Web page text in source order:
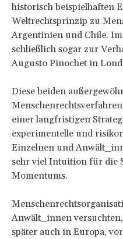
historisch beispielhaften
Weltrechtsprinzip zu
Argentinien und Chile.
schließlich sogar zur
Augusto Pinochet in
Diese beiden
einer langfristigen
experimentelle und
Einzelnen und
sehr viel Intuition für die
Momentums.
Anwält_innen
später auch in Europa,